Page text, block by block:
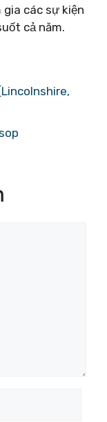
các sự kiện
cả năm.